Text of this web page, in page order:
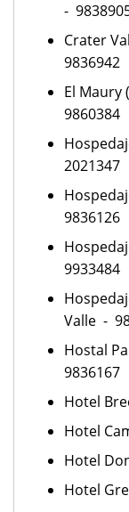
-
Crater
9836942
El Maury
9860384
2021347
9836126
9933484
Valle -
Hostal
9836167
Hotel
Hotel
Hotel
Hotel